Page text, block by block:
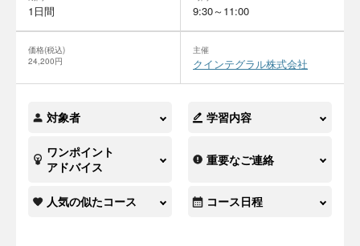
1日間 9:30～11:00
価格(税込)
24,200円
主催
クインテグラル株式会社
対象者 学習内容
ワンポイント
アドバイス
重要なご連絡
人気の似たコース コース日程